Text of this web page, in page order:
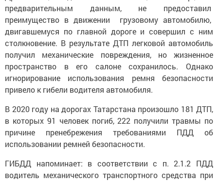
предварительным данным, не предоставил
преимущество в движении грузовому автомобилю,
двигавшемуся по главной дороге и совершил с ним
столкновение. В результате ДТП легковой автомобиль
получил механические повреждения, но жизненное
пространство в его салоне сохранилось. Однако
игнорирование использования ремня безопасности
привело к гибели водителя автомобиля.
В 2020 году на дорогах Татарстана произошло 181 ДТП,
в которых 91 человек погиб, 222 получили травмы по
причине пренебрежения требованиями ПДД об
использовании ремней безопасности.
ГИБДД напоминает: в соответствии с п. 2.1.2 ПДД
водитель механического транспортного средства при